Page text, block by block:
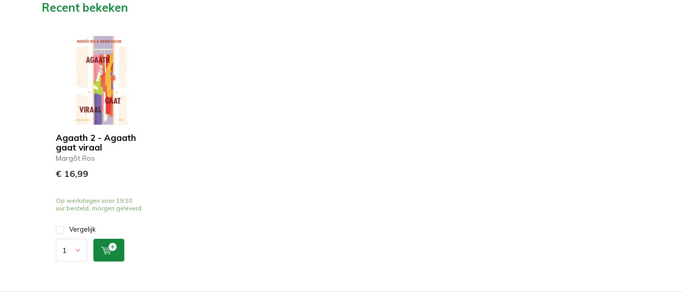
Recent bekeken
Agaath 2 - Agaath
gaat viraal
Margôt Ros
€ 16,99
Op werkdagen voor 19:30
uur besteld, morgen geleverd
Vergelijk